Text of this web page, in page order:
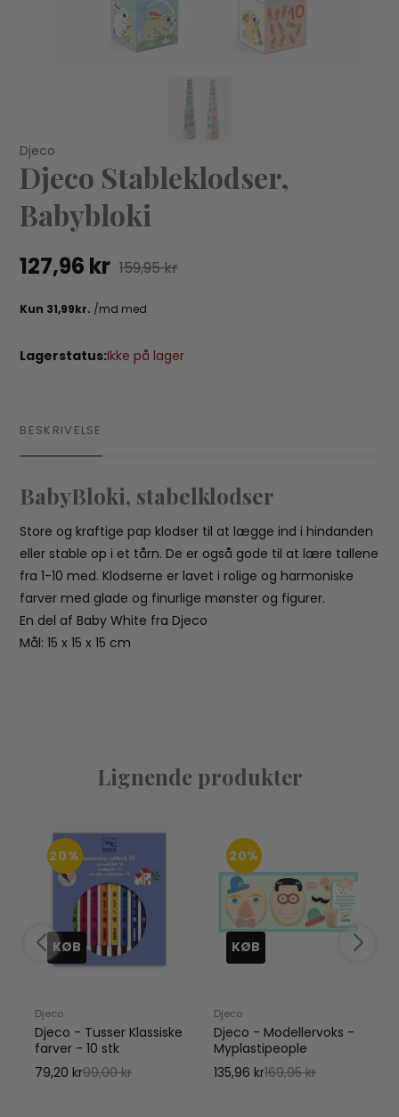
Djeco
Djeco Stableklodser, Maxi Topanijungle
231,96 kr289,95 kr
Djeco
Djeco Stableklodser,
Babybloki
127,96 kr 159,95 kr
Lagerstatus:Ikke på lager
BESKRIVELSE
BabyBloki, stabelklodser
Store og kraftige pap klodser til at lægge ind i hindanden
eller stable op i et tårn. De er også gode til at lære tallene
fra 1-10 med. Klodserne er lavet i rolige og harmoniske
farver med glade og finurlige mønster og figurer.
En del af Baby White fra Djeco
Mål: 15 x 15 x 15 cm
Lignende produkter
20%
KØB
Djeco
Djeco - Tusser Klassiske
farver - 10 stk
79,20 kr99,00 kr
20%
KØB
Djeco
Djeco - Modellervoks -
Myplastipeople
135,96 kr169,95 kr